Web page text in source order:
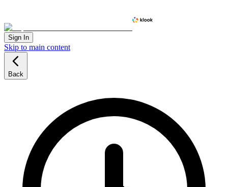
Sign In
Skip to main content
Back